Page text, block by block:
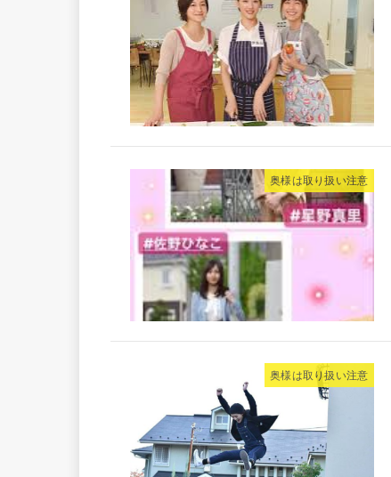
奥様は取り扱い注意
奥様は取り扱い注意